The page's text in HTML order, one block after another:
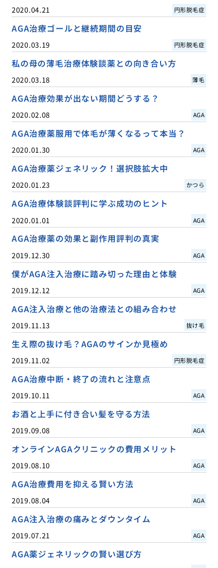
2020.04.21 円形脱毛症
AGA治療ゴールと継続期間の目安
2020.03.19 円形脱毛症
私の母の薄毛治療体験談薬との向き合い方
2020.03.18 薄毛
AGA治療効果が出ない期間どうする？
2020.02.08 AGA
AGA治療薬服用で体毛が薄くなるって本当？
2020.01.30 AGA
AGA治療薬ジェネリック！選択肢拡大中
2020.01.23 かつら
AGA治療体験談評判に学ぶ成功のヒント
2020.01.01 AGA
AGA治療薬の効果と副作用評判の真実
2019.12.30 AGA
僕がAGA注入治療に踏み切った理由と体験
2019.12.12 AGA
AGA注入治療と他の治療法との組み合わせ
2019.11.13 抜け毛
生え際の抜け毛？AGAのサインか見極め
2019.11.02 円形脱毛症
AGA治療中断・終了の流れと注意点
2019.10.11 AGA
お酒と上手に付き合い髪を守る方法
2019.09.08 AGA
オンラインAGAクリニックの費用メリット
2019.08.10 AGA
AGA治療費用を抑える賢い方法
2019.08.04 AGA
AGA注入治療の痛みとダウンタイム
2019.07.21 AGA
AGA薬ジェネリックの賢い選び方